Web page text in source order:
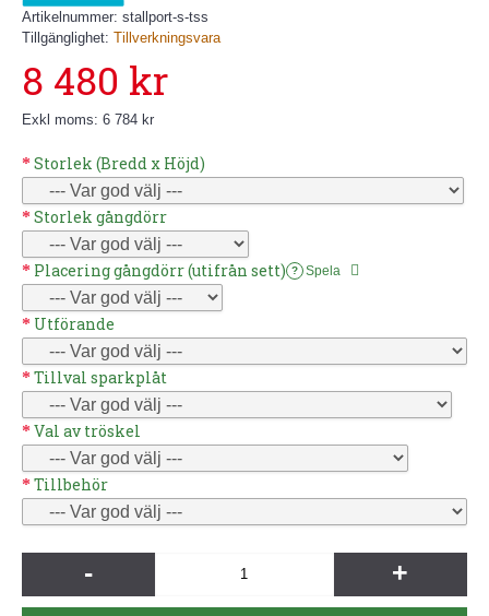
Artikelnummer: stallport-s-tss
Tillgänglighet: Tillverkningsvara
8 480 kr
Exkl moms: 6 784 kr
Storlek (Bredd x Höjd)
Storlek gångdörr
Placering gångdörr (utifrån sett) ? Spela
Utförande
Tillval sparkplåt
Val av tröskel
Tillbehör
- +